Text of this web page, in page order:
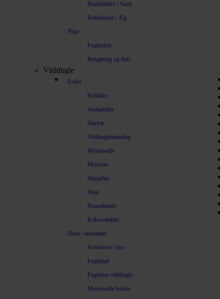
Bunddække / Sand
Redekasser / Æg
Pleje
Fuglepleje
Rengøring og duft
Vildtfugle
Foder
Solsikke
Jordnødder
Hørfrø
Vildtfugleblanding
Mejsebolde
Melorme
Hampfrø
Majs
Peanutbutter
Kokosnødder
Huse / automater
Foderbræt / hus
Fuglebad
Fuglehus vildtfugle
Mejsebolde holder